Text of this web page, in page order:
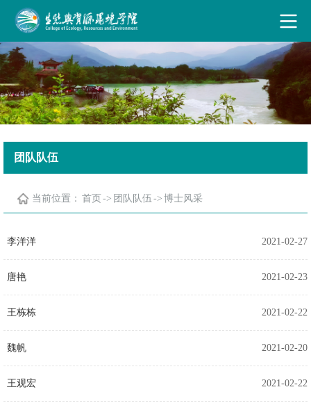
古天乐代言太阳集团·(中国)能源有限公司
团队队伍
当前位置： 首页 -> 团队队伍 -> 博士风采
2021-02-27
李洋洋
2021-02-23
唐艳
2021-02-22
王栋栋
2021-02-20
魏帆
2021-02-22
王观宏